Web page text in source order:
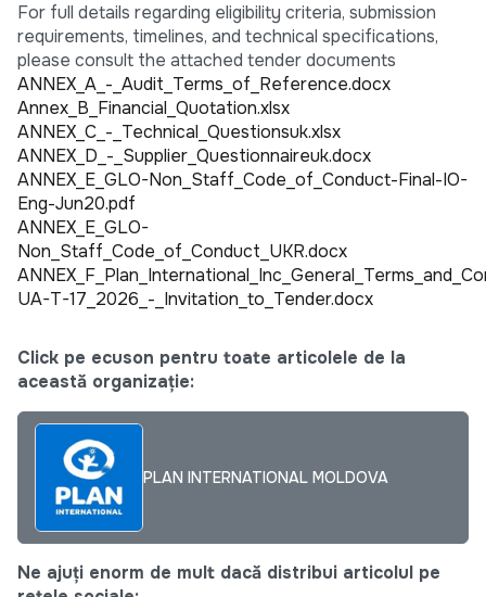
For full details regarding eligibility criteria, submission
requirements, timelines, and technical specifications,
please consult the attached tender documents
ANNEX_A_-_Audit_Terms_of_Reference.docx
Annex_B_Financial_Quotation.xlsx
ANNEX_C_-_Technical_Questionsuk.xlsx
ANNEX_D_-_Supplier_Questionnaireuk.docx
ANNEX_E_GLO-Non_Staff_Code_of_Conduct-Final-IO-
Eng-Jun20.pdf
ANNEX_E_GLO-
Non_Staff_Code_of_Conduct_UKR.docx
UA-T-17_2026_-_Invitation_to_Tender.docx
Click pe ecuson pentru toate articolele de la
această organizație:
PLAN INTERNATIONAL MOLDOVA
Ne ajuți enorm de mult dacă distribui articolul pe